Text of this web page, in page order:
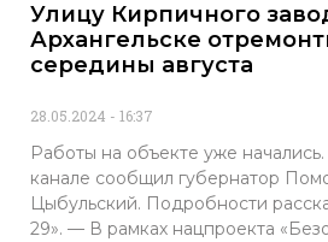
Улицу Кирпичного
Архангельске
середины августа
28.05.2024 16:37
Работы на объекте уже
канале сообщил губернатор
Цыбульский. Подробности
29». — В рамках нацпроекта